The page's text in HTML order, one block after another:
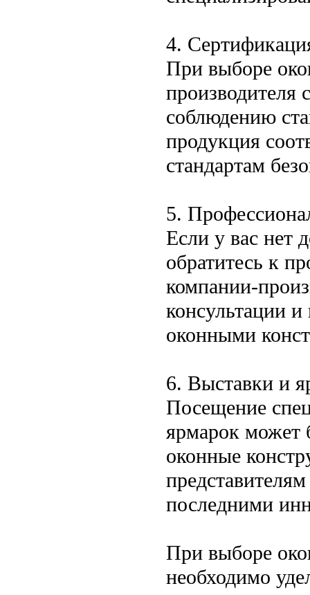
4.
При выборе
производителя
соблюдению
продукция
стандартам
5.
Если у вас нет
обратитесь к
компании-
консультации
оконными
6. Выставки и
Посещение
ярмарок может
оконные
последними
При выборе
необходимо